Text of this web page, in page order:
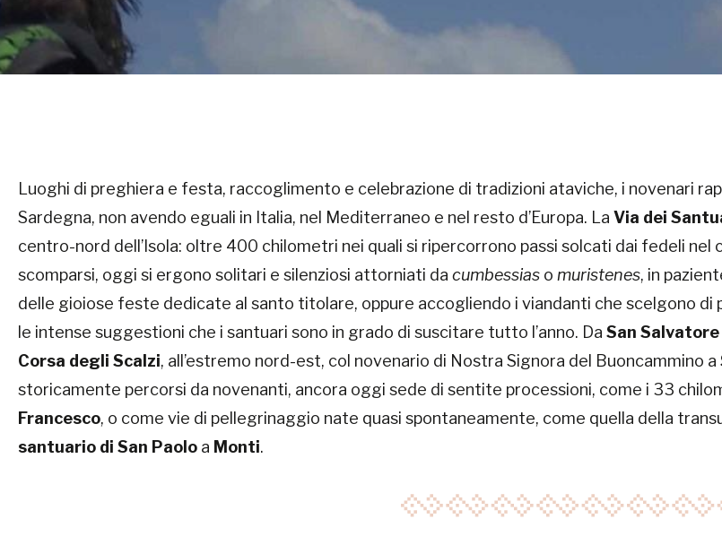
Luoghi di preghiera e festa, raccoglimento e celebrazione di tradizioni ataviche, i novenari
Sardegna, non avendo eguali in Italia, nel Mediterraneo e nel resto d’Europa. La Via dei
centro-nord dell’Isola: oltre 400 chilometri nei quali si ripercorrono passi solcati dai fedeli
scomparsi, oggi si ergono solitari e silenziosi attorniati da cumbessias o muristenes, in
delle gioiose feste dedicate al santo titolare, oppure accogliendo i viandanti che scelgono di
le intense suggestioni che i santuari sono in grado di suscitare tutto l’anno. Da San Salvatore
Corsa degli Scalzi, all’estremo nord-est, col novenario di Nostra Signora del Buoncammino a
storicamente percorsi da novenanti, ancora oggi sede di sentite processioni, come i 33
Francesco, o come vie di pellegrinaggio nate quasi spontaneamente, come quella della
santuario di San Paolo a Monti.